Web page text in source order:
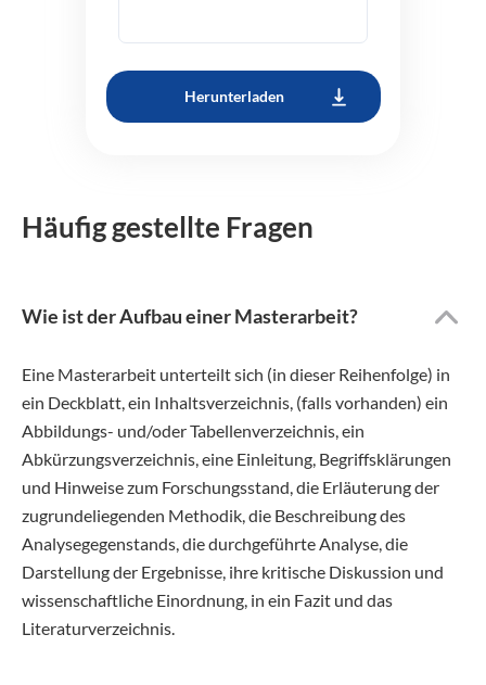
Herunterladen
Häufig gestellte Fragen
Wie ist der Aufbau einer Masterarbeit?
Eine Masterarbeit unterteilt sich (in dieser Reihenfolge) in
ein Deckblatt, ein Inhaltsverzeichnis, (falls vorhanden) ein
Abbildungs- und/oder Tabellenverzeichnis, ein
Abkürzungsverzeichnis, eine Einleitung, Begriffsklärungen
und Hinweise zum Forschungsstand, die Erläuterung der
zugrundeliegenden Methodik, die Beschreibung des
Analysegegenstands, die durchgeführte Analyse, die
Darstellung der Ergebnisse, ihre kritische Diskussion und
wissenschaftliche Einordnung, in ein Fazit und das
Literaturverzeichnis.